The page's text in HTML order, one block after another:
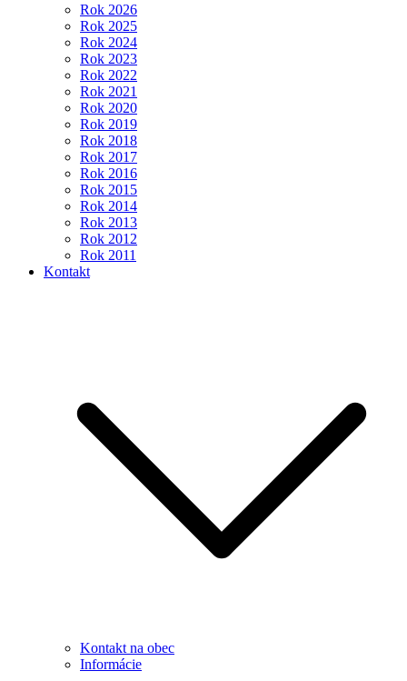
Rok 2026
Rok 2025
Rok 2024
Rok 2023
Rok 2022
Rok 2021
Rok 2020
Rok 2019
Rok 2018
Rok 2017
Rok 2016
Rok 2015
Rok 2014
Rok 2013
Rok 2012
Rok 2011
Kontakt
Kontakt na obec
Informácie